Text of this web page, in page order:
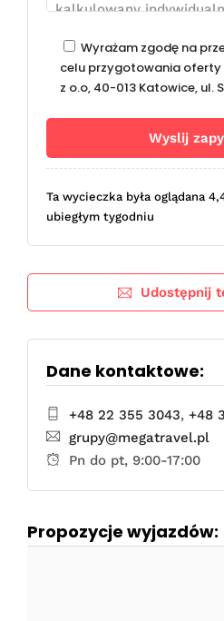
Wyrażam zgodę na
celu przygotowania oferty
z o.o, 40-013 Katowice, ul.
Ta wycieczka była oglądana
ubiegłym tygodniu
Udostępnij
Dane kontaktowe:
+48 22 355 3043, +48
grupy@megatravel.pl
Pn do pt, 9:00-17:00
Propozycje wyjazdów: